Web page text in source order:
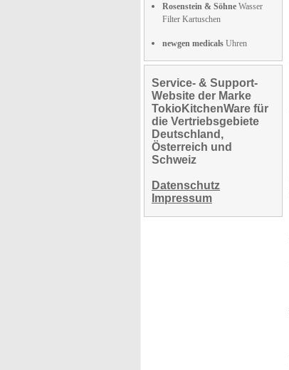
Rosenstein & Söhne Wasser
Filter Kartuschen
newgen medicals Uhren
Service- & Support-
Website der Marke
TokioKitchenWare für
die Vertriebsgebiete
Deutschland,
Österreich und
Schweiz
Datenschutz
Impressum